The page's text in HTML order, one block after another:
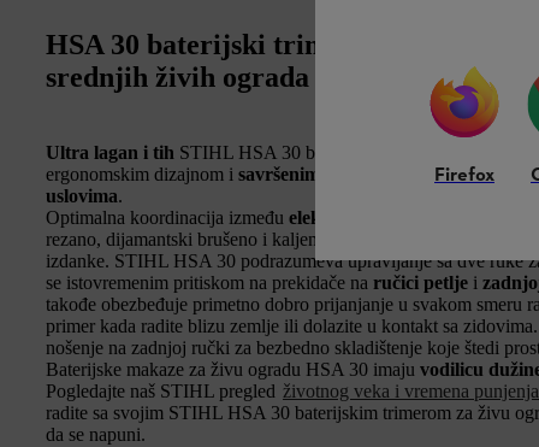
HSA 30 baterijski trimer za živu
srednjih živih ograda u domaćinstvu
Ultra lagan i tih STIHL HSA 30 baterijski trimer za živu
ergonomskim dizajnom i savršenim balansom kadaorezujete
uslovima.
Optimalna koordinacija između električnog motora
rezano, dijamantski brušeno i kaljeno sečivo obezbeđuju
izdanke. STIHL HSA 30 podrazumeva upravljanje sa dve ruke
se istovremenim pritiskom na prekidače na ručici petlje i
takođe obezbeđuje primetno dobro prijanjanje u svakom smeru
primer kada radite blizu zemlje ili dolazite u kontakt sa
nošenje na zadnjoj ručki za bezbedno skladištenje koje štedi
Baterijske makaze za živu ogradu HSA 30 imaju vodilicu
Pogledajte naš STIHL pregled životnog veka i vremena
radite sa svojim STIHL HSA 30 baterijskim trimerom za živu
da se napuni.
Firefox